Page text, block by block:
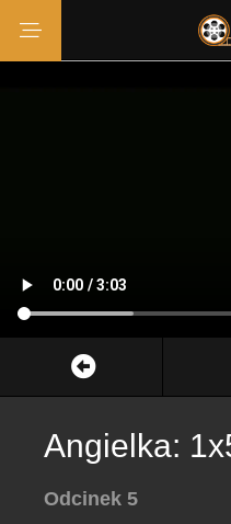
Angielka:
Odcinek 5